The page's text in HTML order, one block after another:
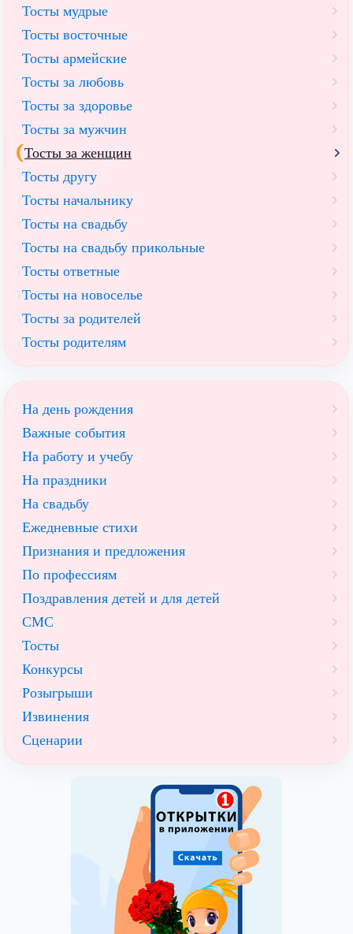
Тосты мудрые
Тосты восточные
Тосты армейские
Тосты за любовь
Тосты за здоровье
Тосты за мужчин
Тосты за женщин
Тосты другу
Тосты начальнику
Тосты на свадьбу
Тосты на свадьбу прикольные
Тосты ответные
Тосты на новоселье
Тосты за родителей
Тосты родителям
На день рождения
Важные события
На работу и учебу
На праздники
На свадьбу
Ежедневные стихи
Признания и предложения
По профессиям
Поздравления детей и для детей
СМС
Тосты
Конкурсы
Розыгрыши
Извинения
Сценарии